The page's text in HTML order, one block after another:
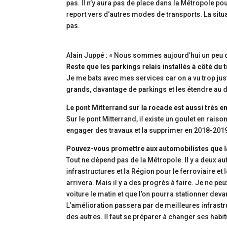
pas. Il n’y aura pas de place dans la Métropole
report vers d’autres modes de transports. La
pas.
Alain Juppé : « Nous sommes aujourd’hui un
Reste que les parkings relais installés à côté du
Je me bats avec mes services car on a vu trop
grands, davantage de parkings et les étendre au
Le pont Mitterrand sur la rocade est aussi très
Sur le pont Mitterrand, il existe un goulet en
engager des travaux et la supprimer en 2018-
Pouvez-vous promettre aux automobilistes que
Tout ne dépend pas de la Métropole. Il y a deux
infrastructures et la Région pour le ferroviaire et
arrivera. Mais il y a des progrès à faire. Je ne
voiture le matin et que l’on pourra stationner
L’amélioration passera par de meilleures
des autres. Il faut se préparer à changer ses